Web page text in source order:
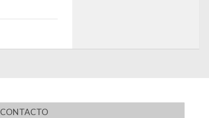
CONTACTO